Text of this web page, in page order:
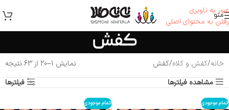
عبور به ناوبری
رفتن به محتوای اصلی
منو
کفش
خانه کفش و کلاه کفش
نمایش 1–20 از 63 نتیجه
مشاهده فیلترها
فیلترها
اتمام موجودی اتمام موجودی